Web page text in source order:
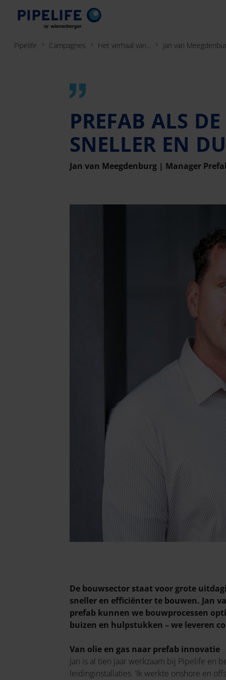
Pipelife Campagnes Het verhaal van... Jan van
PREFAB ALS
SNELLER EN
Jan van Meegdenburg | Manager
De bouwsector staat voor grote
sneller en efficiënter te bouwen. Jan
prefab kunnen we bouwprocessen
buizen en hulpstukken – we leveren
Van olie en gas naar prefab innovatie
Jan is al tien jaar werkzaam bij Pipelife en
leidinginstallaties. ‘Ik werkte onshore en